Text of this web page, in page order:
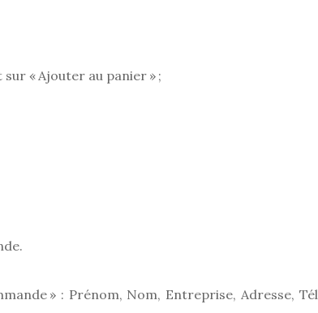
« Ajouter au panier » ;
» : Prénom, Nom, Entreprise, Adresse,